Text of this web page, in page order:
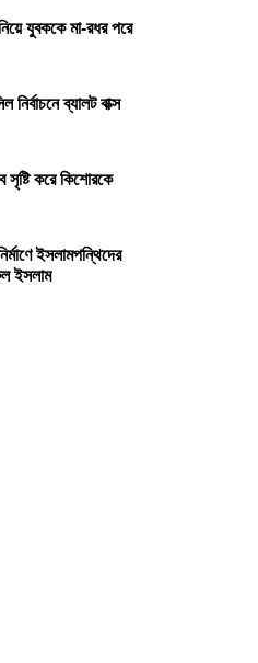
যুবককে মা-রধর পরে
নির্বাচনে ব্যালট বাক্স
সৃষ্টি করে কিশোরকে
ইসলামপন্থিদের
ইসলাম